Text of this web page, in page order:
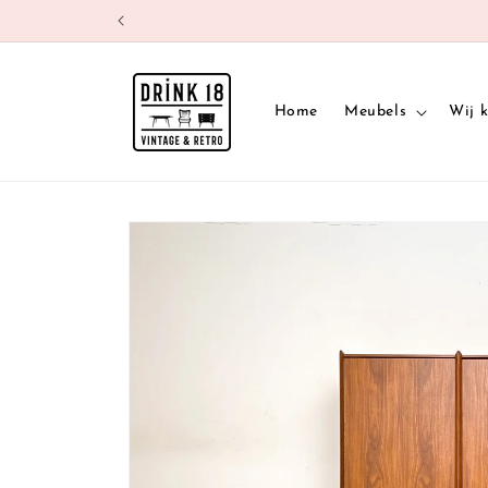
content
Home Meubels Wij